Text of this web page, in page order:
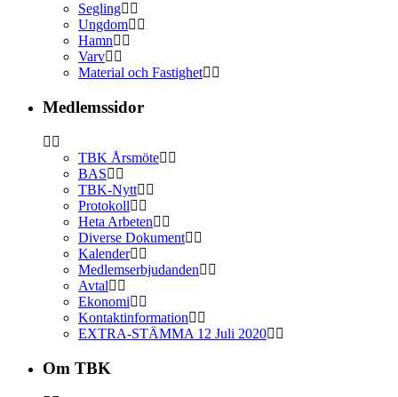
Segling
Ungdom
Hamn
Varv
Material och Fastighet
Medlemssidor
TBK Årsmöte
BAS
TBK-Nytt
Protokoll
Heta Arbeten
Diverse Dokument
Kalender
Medlemserbjudanden
Avtal
Ekonomi
Kontaktinformation
EXTRA-STÄMMA 12 Juli 2020
Om TBK